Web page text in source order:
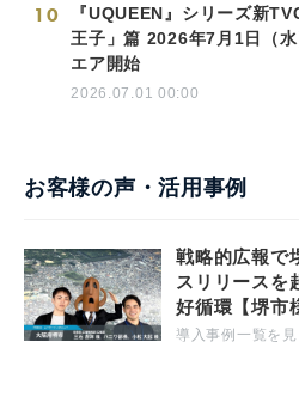
10
『UQUEEN』シリーズ新
王子」篇 2026年7月1日（
エア開始
2026.07.01 00:00
お客様の声・活用事例
戦略的広報で
スリリースを
好循環【堺市
導入事例一覧を見